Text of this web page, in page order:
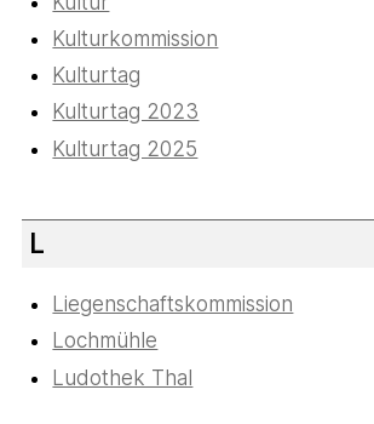
Kulturkommission
Kulturtag
Kulturtag 2023
Kulturtag 2025
L
Liegenschaftskommission
Lochmühle
Ludothek Thal